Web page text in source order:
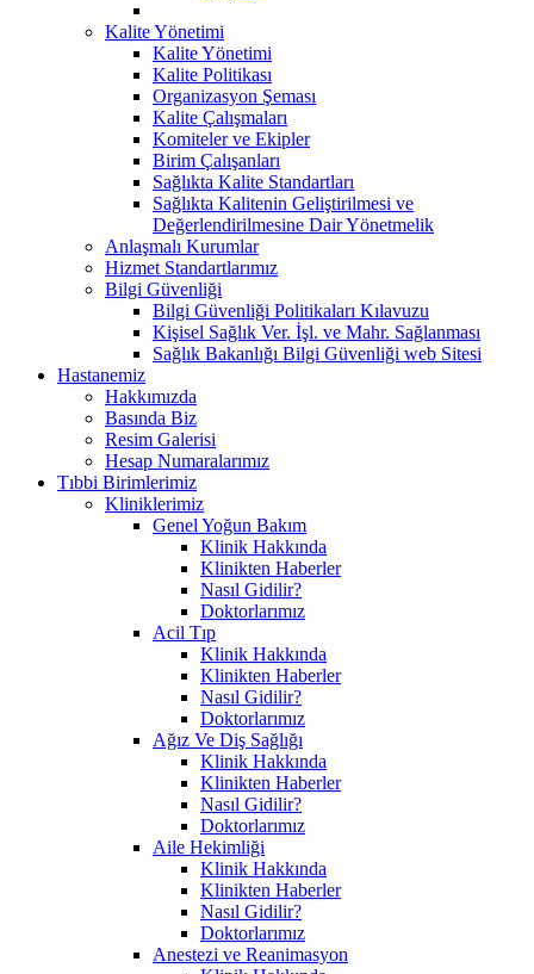
Kalite Yönetimi
Kalite Yönetimi
Kalite Politikası
Organizasyon Şeması
Kalite Çalışmaları
Komiteler ve Ekipler
Birim Çalışanları
Sağlıkta Kalite Standartları
Sağlıkta Kalitenin Geliştirilmesi ve
Değerlendirilmesine Dair Yönetmelik
Anlaşmalı Kurumlar
Hizmet Standartlarımız
Bilgi Güvenliği
Bilgi Güvenliği Politikaları Kılavuzu
Kişisel Sağlık Ver. İşl. ve Mahr. Sağlanması
Sağlık Bakanlığı Bilgi Güvenliği web Sitesi
Hastanemiz
Hakkımızda
Basında Biz
Resim Galerisi
Hesap Numaralarımız
Tıbbi Birimlerimiz
Kliniklerimiz
Genel Yoğun Bakım
Klinik Hakkında
Klinikten Haberler
Nasıl Gidilir?
Doktorlarımız
Acil Tıp
Klinik Hakkında
Klinikten Haberler
Nasıl Gidilir?
Doktorlarımız
Ağız Ve Diş Sağlığı
Klinik Hakkında
Klinikten Haberler
Nasıl Gidilir?
Doktorlarımız
Aile Hekimliği
Klinik Hakkında
Klinikten Haberler
Nasıl Gidilir?
Doktorlarımız
Anestezi ve Reanimasyon